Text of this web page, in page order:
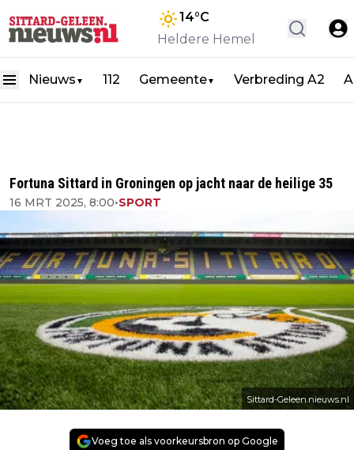
14°C
Heldere Hemel
Nieuws ▼ 112 Gemeente▼ Verbreding A2
Fortuna Sittard in Groningen op jacht naar de heilige 35
16 MRT 2025, 8:00•SPORT
Sittard-Geleen.nieuws.nl
Voeg toe als voorkeursbron op Google